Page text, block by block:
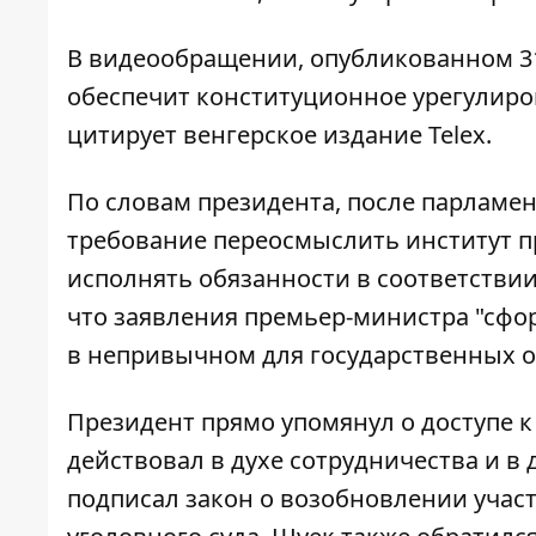
В видеообращении, опубликованном
обеспечит конституционное
цитирует венгерское изданиеTelex.
По словам президента, после
требование переосмыслить институт
исполнять обязанности в
что заявления премьер-министра
в непривычном для государственных
Президент прямо упомянул о доступе
действовал в духе сотрудничества и
подписал закон о возобновлении